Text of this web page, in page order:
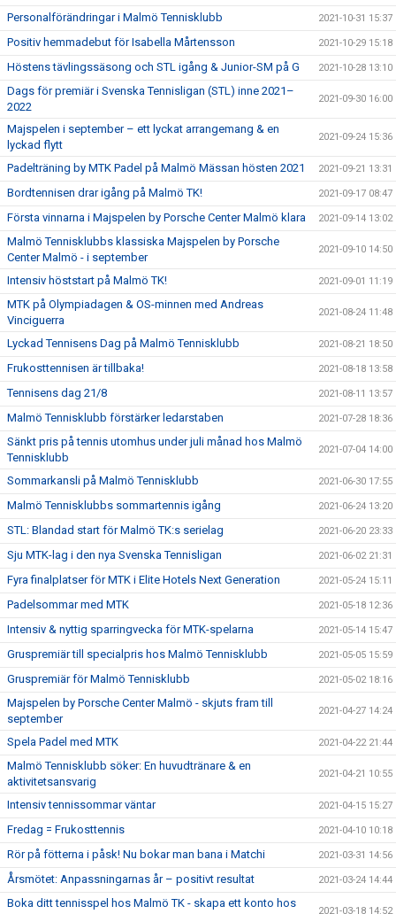
Personalförändringar i Malmö Tennisklubb 2021-10-31 15:37
Positiv hemmadebut för Isabella Mårtensson 2021-10-29 15:18
Höstens tävlingssäsong och STL igång & Junior-SM på G 2021-10-28 13:10
Dags för premiär i Svenska Tennisligan (STL) inne 2021–
2022
2021-09-30 16:00
Majspelen i september – ett lyckat arrangemang & en
lyckad flytt
2021-09-24 15:36
Padelträning by MTK Padel på Malmö Mässan hösten 2021 2021-09-21 13:31
Bordtennisen drar igång på Malmö TK! 2021-09-17 08:47
Första vinnarna i Majspelen by Porsche Center Malmö klara 2021-09-14 13:02
Malmö Tennisklubbs klassiska Majspelen by Porsche
Center Malmö - i september
2021-09-10 14:50
Intensiv höststart på Malmö TK! 2021-09-01 11:19
MTK på Olympiadagen & OS-minnen med Andreas
Vinciguerra
2021-08-24 11:48
Lyckad Tennisens Dag på Malmö Tennisklubb 2021-08-21 18:50
Frukosttennisen är tillbaka! 2021-08-18 13:58
Tennisens dag 21/8 2021-08-11 13:57
Malmö Tennisklubb förstärker ledarstaben 2021-07-28 18:36
Sänkt pris på tennis utomhus under juli månad hos Malmö
Tennisklubb
2021-07-04 14:00
Sommarkansli på Malmö Tennisklubb 2021-06-30 17:55
Malmö Tennisklubbs sommartennis igång 2021-06-24 13:20
STL: Blandad start för Malmö TK:s serielag 2021-06-20 23:33
Sju MTK-lag i den nya Svenska Tennisligan 2021-06-02 21:31
Fyra finalplatser för MTK i Elite Hotels Next Generation 2021-05-24 15:11
Padelsommar med MTK 2021-05-18 12:36
Intensiv & nyttig sparringvecka för MTK-spelarna 2021-05-14 15:47
Gruspremiär till specialpris hos Malmö Tennisklubb 2021-05-05 15:59
Gruspremiär för Malmö Tennisklubb 2021-05-02 18:16
Majspelen by Porsche Center Malmö - skjuts fram till
september
2021-04-27 14:24
Spela Padel med MTK 2021-04-22 21:44
Malmö Tennisklubb söker: En huvudtränare & en
aktivitetsansvarig
2021-04-21 10:55
Intensiv tennissommar väntar 2021-04-15 15:27
Fredag = Frukosttennis 2021-04-10 10:18
Rör på fötterna i påsk! Nu bokar man bana i Matchi 2021-03-31 14:56
Årsmötet: Anpassningarnas år – positivt resultat 2021-03-24 14:44
Boka ditt tennisspel hos Malmö TK - skapa ett konto hos
2021-03-18 14:52